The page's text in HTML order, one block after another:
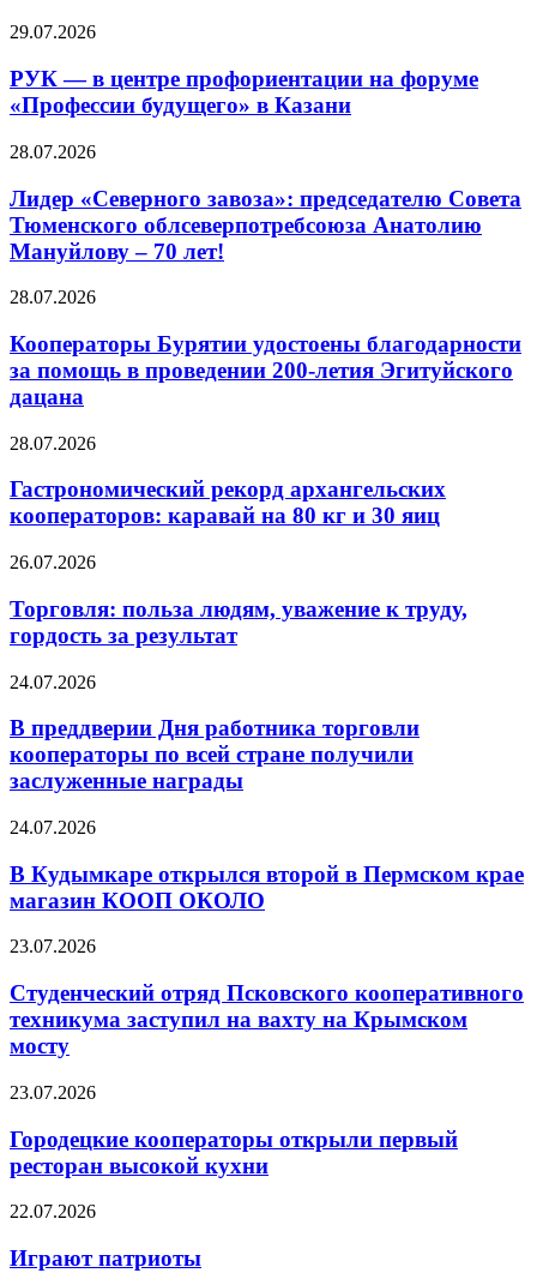
29.07.2026
РУК — в центре профориентации на форуме
«Профессии будущего» в Казани
28.07.2026
Лидер «Северного завоза»: председателю Совета
Тюменского облсеверпотребсоюза Анатолию
Мануйлову – 70 лет!
28.07.2026
Кооператоры Бурятии удостоены благодарности
за помощь в проведении 200-летия Эгитуйского
дацана
28.07.2026
Гастрономический рекорд архангельских
кооператоров: каравай на 80 кг и 30 яиц
26.07.2026
Торговля: польза людям, уважение к труду,
гордость за результат
24.07.2026
В преддверии Дня работника торговли
кооператоры по всей стране получили
заслуженные награды
24.07.2026
В Кудымкаре открылся второй в Пермском крае
магазин КООП ОКОЛО
23.07.2026
Студенческий отряд Псковского кооперативного
техникума заступил на вахту на Крымском
мосту
23.07.2026
Городецкие кооператоры открыли первый
ресторан высокой кухни
22.07.2026
Играют патриоты